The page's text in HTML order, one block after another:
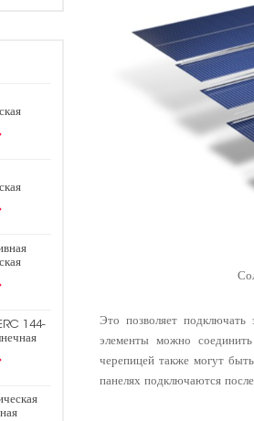
550
144-
Это позволяет
элементы можно
черепицей также могут
панелях подключаются